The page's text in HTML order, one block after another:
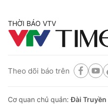
THỜI BÁO VTV
Theo dõi báo trên
Cơ quan chủ quản:Đài Truyền